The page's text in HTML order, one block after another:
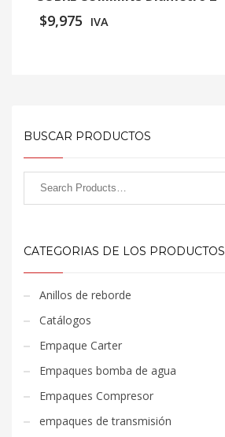
$9,975 IVA
BUSCAR PRODUCTOS
CATEGORIAS DE LOS PRODUCTOS
Anillos de reborde
Catálogos
Empaque Carter
Empaques bomba de agua
Empaques Compresor
empaques de transmisión